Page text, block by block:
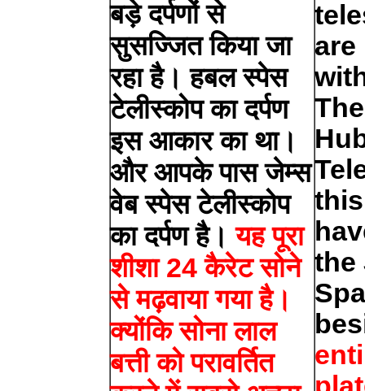
बड़े दर्पणों से
सुसज्जित किया जा
रहा है। हबल स्पेस
टेलीस्कोप का दर्पण
इस आकार का था।
और आपके पास जेम्स
वेब स्पेस टेलीस्कोप
का दर्पण है।यह पूरा
शीशा 24 कैरेट सोने
से मढ़वाया गया है।
क्योंकि सोना लाल
बत्ती को परावर्तित
are
the